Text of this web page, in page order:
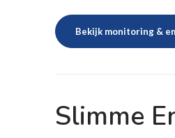
Bekijk monitoring &
Slimme